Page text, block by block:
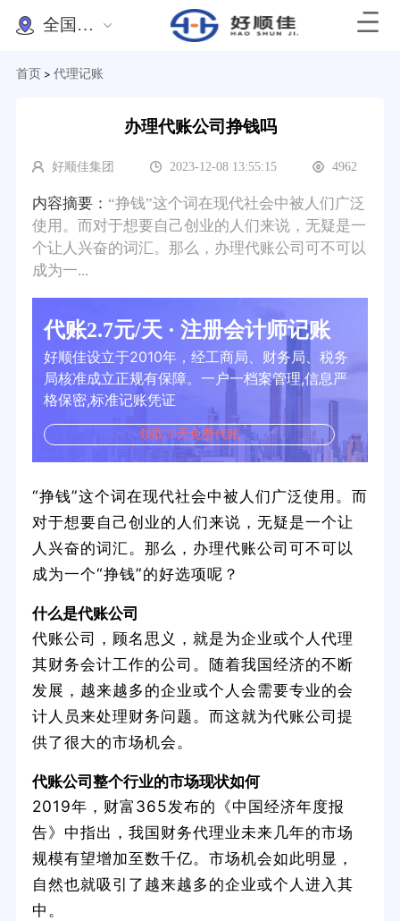
全国办理
首页 > 代理记账
办理代账公司挣钱吗
好顺佳集团 2023-12-08 13:55:15 4962
内容摘要： “挣钱”这个词在现代社会中被人们广泛
使用。而对于想要自己创业的人们来说，无疑是一
个让人兴奋的词汇。那么，办理代账公司可不可以
成为一...
代账2.7元/天 · 注册会计师记账
好顺佳设立于2010年，经工商局、财务局、税务
局核准成立正规有保障。一户一档案管理,信息严
格保密,标准记账凭证
领取30天免费代账
“挣钱”这个词在现代社会中被人们广泛使用。而
对于想要自己创业的人们来说，无疑是一个让
人兴奋的词汇。那么，办理代账公司可不可以
成为一个“挣钱”的好选项呢？
什么是代账公司
代账公司，顾名思义，就是为企业或个人代理
其财务会计工作的公司。随着我国经济的不断
发展，越来越多的企业或个人会需要专业的会
计人员来处理财务问题。而这就为代账公司提
供了很大的市场机会。
代账公司整个行业的市场现状如何
2019年，财富365发布的《中国经济年度报
告》中指出，我国财务代理业未来几年的市场
规模有望增加至数千亿。市场机会如此明显，
自然也就吸引了越来越多的企业或个人进入其
中。